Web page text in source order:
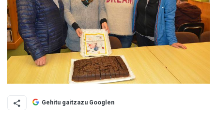
Gehitu gaitzazu Googlen